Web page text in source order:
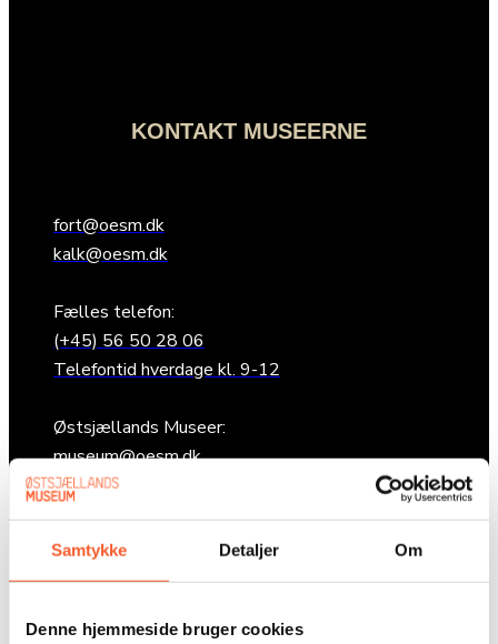
Samtykke Detaljer Om
Denne hjemmeside bruger cookies
KONTAKT MUSEERNE
fort@oesm.dk
kalk@oesm.dk
Fælles telefon:
(+45) 56 50 28 06
Telefontid hverdage kl. 9-12
Østsjællands Museer:
museum@oesm.dk